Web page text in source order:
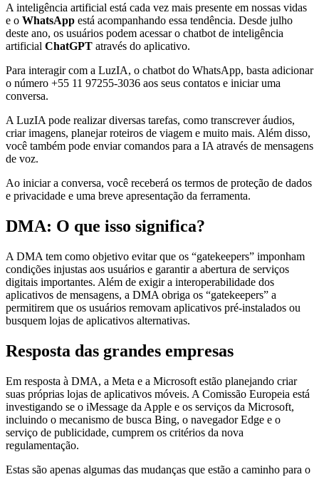
A inteligência artificial está cada vez mais presente em nossas vidas
e o WhatsApp está acompanhando essa tendência. Desde julho
deste ano, os usuários podem acessar o chatbot de inteligência
artificial ChatGPT através do aplicativo.
Para interagir com a LuzIA, o chatbot do WhatsApp, basta adicionar
o número +55 11 97255-3036 aos seus contatos e iniciar uma
conversa.
A LuzIA pode realizar diversas tarefas, como transcrever áudios,
criar imagens, planejar roteiros de viagem e muito mais. Além disso,
você também pode enviar comandos para a IA através de mensagens
de voz.
Ao iniciar a conversa, você receberá os termos de proteção de dados
e privacidade e uma breve apresentação da ferramenta.
DMA: O que isso significa?
A DMA tem como objetivo evitar que os “gatekeepers” imponham
condições injustas aos usuários e garantir a abertura de serviços
digitais importantes. Além de exigir a interoperabilidade dos
aplicativos de mensagens, a DMA obriga os “gatekeepers” a
permitirem que os usuários removam aplicativos pré-instalados ou
busquem lojas de aplicativos alternativas.
Resposta das grandes empresas
Em resposta à DMA, a Meta e a Microsoft estão planejando criar
suas próprias lojas de aplicativos móveis. A Comissão Europeia está
investigando se o iMessage da Apple e os serviços da Microsoft,
incluindo o mecanismo de busca Bing, o navegador Edge e o
serviço de publicidade, cumprem os critérios da nova
regulamentação.
Estas são apenas algumas das mudanças que estão a caminho para o